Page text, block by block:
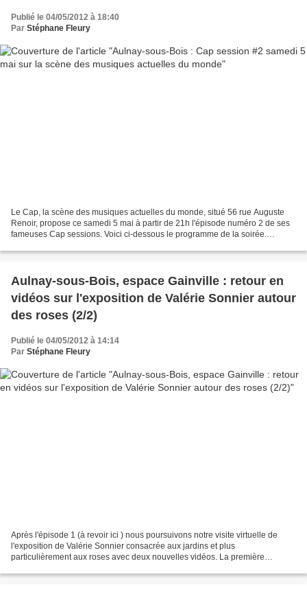
Publié le 04/05/2012 à 18:40
Par Stéphane Fleury
Le Cap, la scène des musiques actuelles du monde, situé 56 rue Auguste
Renoir, propose ce samedi 5 mai à partir de 21h l'épisode numéro 2 de ses
fameuses Cap sessions. Voici ci-dessous le programme de la soirée.
Aulnay-sous-Bois, espace Gainville : retour en
vidéos sur l'exposition de Valérie Sonnier autour
des roses (2/2)
Publié le 04/05/2012 à 14:14
Par Stéphane Fleury
Après l'épisode 1 (à revoir ici ) nous poursuivons notre visite virtuelle de
l'exposition de Valérie Sonnier consacrée aux jardins et plus
particulièrement aux roses avec deux nouvelles vidéos. La première